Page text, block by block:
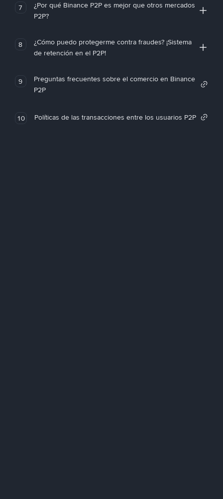
7
¿Por qué Binance P2P es mejor que otros mercados
P2P?
8
¿Cómo puedo protegerme contra fraudes? ¡Sistema
de retención en el P2P!
9
Preguntas frecuentes sobre el comercio en Binance
P2P
10 Políticas de las transacciones entre los usuarios P2P